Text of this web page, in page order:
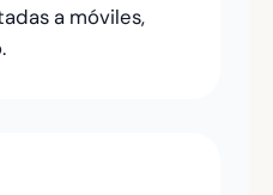
a móviles,